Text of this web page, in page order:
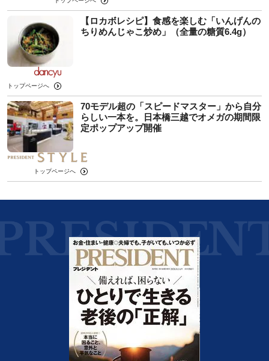
【ロカボレシピ】食感を楽しむ「いんげんの
ちりめんじゃこ炒め」（全量の糖質6.4g）
トップページへ
70モデル超の「スピードマスター」から自分
らしい一本を。日本橋三越でオメガの期間限
定ポップアップ開催
トップページへ